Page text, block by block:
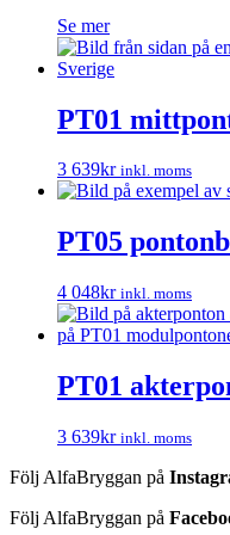
Se mer
PT01
3 639kr inkl. moms
PT05
4 048kr inkl. moms
PT01
3 639kr inkl. moms
Följ AlfaBryggan på
Följ AlfaBryggan på